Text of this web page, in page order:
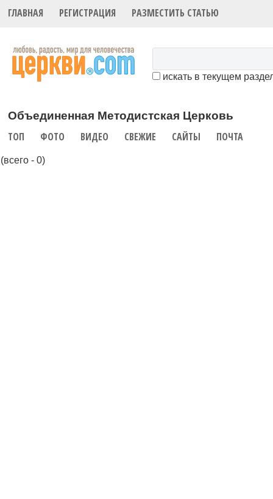
ГЛАВНАЯ РЕГИСТРАЦИЯ РАЗМЕСТИТЬ СТАТЬЮ
искать в текущем
Объединенная Методистская Церковь
ТОП ФОТО ВИДЕО СВЕЖИЕ САЙТЫ ПОЧТА
(всего - 0)